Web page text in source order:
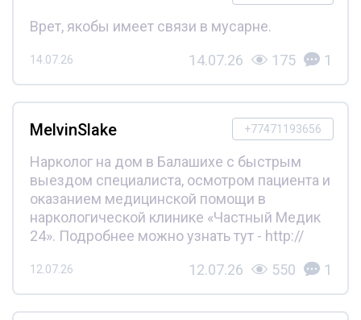
Врет, якобы имеет связи в мусарне.
14.07.26 14.07.26 175 1
+77471193656
MelvinSlake
Нарколог на дом в Балашихе с быстрым
выездом специалиста, осмотром пациента и
оказанием медицинской помощи в
наркологической клинике «Частный Медик
24». Подробнее можно узнать тут - http://
12.07.26 12.07.26 550 1